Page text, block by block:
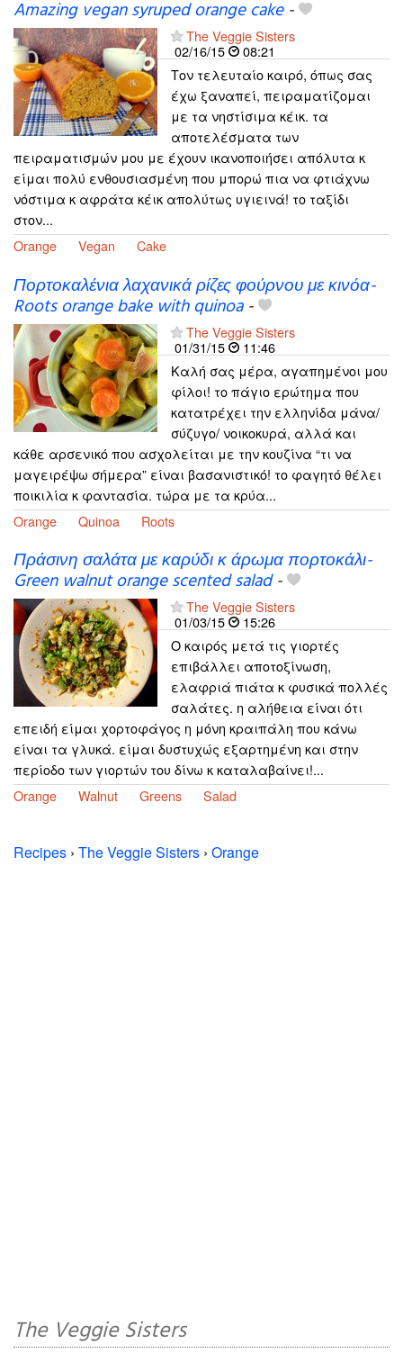
Amazing vegan syruped orange cake-
The Veggie Sisters
02/16/15
08:21
Τον τελευταίο καιρό, όπως σας
έχω ξαναπεί, πειραματίζομαι
με τα νηστίσιμα κέικ. τα
αποτελέσματα των
πειραματισμών μου με έχουν ικανοποιήσει απόλυτα κ
είμαι πολύ ενθουσιασμένη που μπορώ πια να φτιάχνω
νόστιμα κ αφράτα κέικ απολύτως υγιεινά! το ταξίδι
στον...
Orange
Vegan Cake
Πορτοκαλένια λαχανικά ρίζες φούρνου με κινόα-
Roots orange bake with quinoa-
The Veggie Sisters
01/31/15
11:46
Καλή σας μέρα, αγαπημένοι μου
φίλοι! το πάγιο ερώτημα που
κατατρέχει την ελληνίδα μάνα/
σύζυγο/ νοικοκυρά, αλλά και
κάθε αρσενικό που ασχολείται με την κουζίνα “τι να
μαγειρέψω σήμερα” είναι βασανιστικό! το φαγητό θέλει
ποικιλία κ φαντασία. τώρα με τα κρύα...
Orange
Quinoa Roots
Πράσινη σαλάτα με καρύδι κ άρωμα πορτοκάλι-
Green walnut orange scented salad-
The Veggie Sisters
01/03/15
15:26
Ο καιρός μετά τις γιορτές
επιβάλλει αποτοξίνωση,
ελαφριά πιάτα κ φυσικά πολλές
σαλάτες. η αλήθεια είναι ότι
επειδή είμαι χορτοφάγος η μόνη κραιπάλη που κάνω
είναι τα γλυκά. είμαι δυστυχώς εξαρτημένη και στην
περίοδο των γιορτών του δίνω κ καταλαβαίνει!...
Orange
Walnut Greens Salad
Recipes › The Veggie Sisters › Orange
The Veggie Sisters